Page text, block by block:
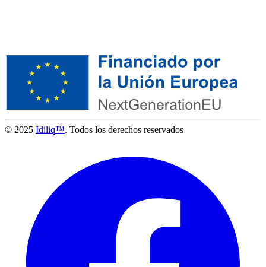
© 2025 Idiliq™. Todos los derechos reservados